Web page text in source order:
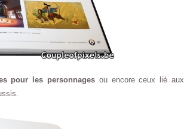
pour les personnagesou encore ceux lié aux